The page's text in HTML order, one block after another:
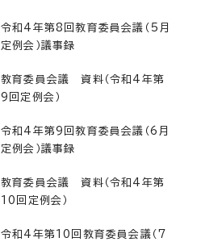
令和4年第8回教育委員会議（5月
定例会）議事録
教育委員会議 資料（令和4年第
9回定例会）
令和4年第9回教育委員会議（6月
定例会）議事録
教育委員会議 資料（令和4年第
10回定例会）
令和4年第10回教育委員会議（7